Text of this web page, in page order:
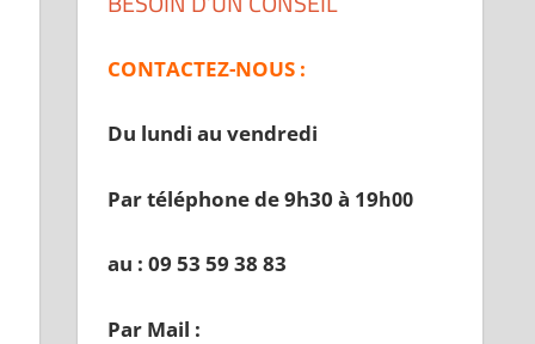
CONTACTEZ-NOUS :
Du lundi au vendredi
Par téléphone de 9h30 à 19h00
au : 09 53 59 38 83
Par Mail :